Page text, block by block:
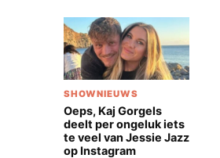
SHOWNIEUWS
Oeps, Kaj Gorgels
deelt per ongeluk iets
te veel van Jessie Jazz
op Instagram